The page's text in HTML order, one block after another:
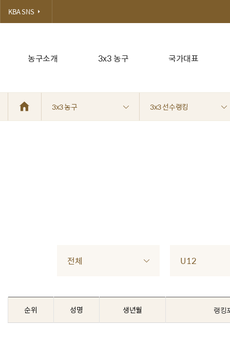
농구소개 3x3 농구 국가대표
KBA SNS
3x3 농구 3x3 선수랭킹
전체 U12
순위 성명 생년월 랭킹